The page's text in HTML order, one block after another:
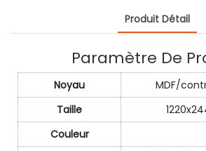
Produit Détail
Paramètre De
Noyau
MDF/
Taille
Couleur